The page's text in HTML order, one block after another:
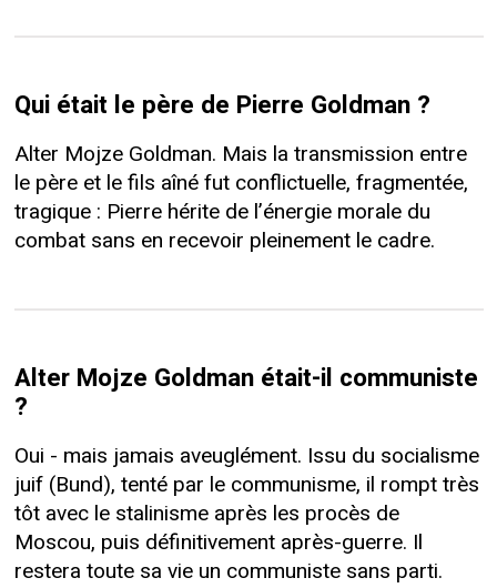
Qui était le père de Pierre Goldman ?
Alter Mojze Goldman. Mais la transmission entre
le père et le fils aîné fut conflictuelle, fragmentée,
tragique : Pierre hérite de l’énergie morale du
combat sans en recevoir pleinement le cadre.
Alter Mojze Goldman était-il communiste
?
Oui - mais jamais aveuglément. Issu du socialisme
juif (Bund), tenté par le communisme, il rompt très
tôt avec le stalinisme après les procès de
Moscou, puis définitivement après-guerre. Il
restera toute sa vie un communiste sans parti.